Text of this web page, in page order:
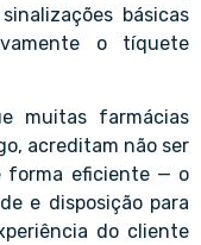
básicas
o tíquete
muitas farmácias
acreditam não ser
forma eficiente — o
e disposição para
do cliente